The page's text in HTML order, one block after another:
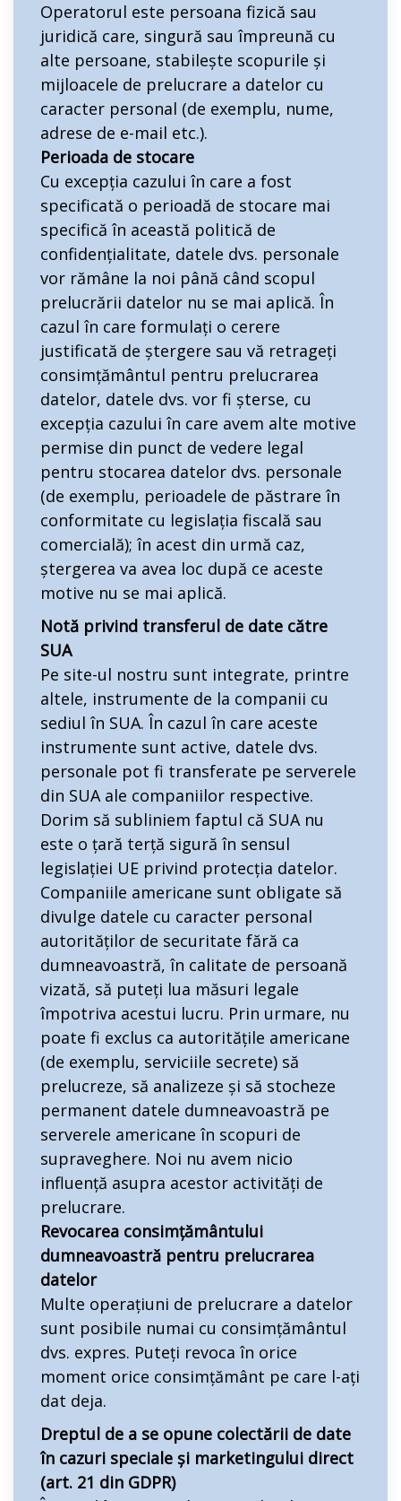
Operatorul este persoana fizică sau
juridică care, singură sau împreună cu
alte persoane, stabilește scopurile și
mijloacele de prelucrare a datelor cu
caracter personal (de exemplu, nume,
adrese de e-mail etc.).
Perioada de stocare
Cu excepția cazului în care a fost
specificată o perioadă de stocare mai
specifică în această politică de
confidențialitate, datele dvs. personale
vor rămâne la noi până când scopul
prelucrării datelor nu se mai aplică. În
cazul în care formulați o cerere
justificată de ștergere sau vă retrageți
consimțământul pentru prelucrarea
datelor, datele dvs. vor fi șterse, cu
excepția cazului în care avem alte motive
permise din punct de vedere legal
pentru stocarea datelor dvs. personale
(de exemplu, perioadele de păstrare în
conformitate cu legislația fiscală sau
comercială); în acest din urmă caz,
ștergerea va avea loc după ce aceste
motive nu se mai aplică.
Notă privind transferul de date către
SUA
Pe site-ul nostru sunt integrate, printre
altele, instrumente de la companii cu
sediul în SUA. În cazul în care aceste
instrumente sunt active, datele dvs.
personale pot fi transferate pe serverele
din SUA ale companiilor respective.
Dorim să subliniem faptul că SUA nu
este o țară terță sigură în sensul
legislației UE privind protecția datelor.
Companiile americane sunt obligate să
divulge datele cu caracter personal
autorităților de securitate fără ca
dumneavoastră, în calitate de persoană
vizată, să puteți lua măsuri legale
împotriva acestui lucru. Prin urmare, nu
poate fi exclus ca autoritățile americane
(de exemplu, serviciile secrete) să
prelucreze, să analizeze și să stocheze
permanent datele dumneavoastră pe
serverele americane în scopuri de
supraveghere. Noi nu avem nicio
influență asupra acestor activități de
prelucrare.
Revocarea consimțământului
dumneavoastră pentru prelucrarea
datelor
Multe operațiuni de prelucrare a datelor
sunt posibile numai cu consimțământul
dvs. expres. Puteți revoca în orice
moment orice consimțământ pe care l-ați
dat deja.
Dreptul de a se opune colectării de date
în cazuri speciale și marketingului direct
(art. 21 din GDPR)